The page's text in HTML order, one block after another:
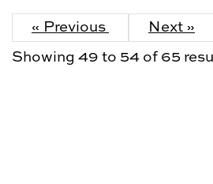
« Previous Next »
Showing 49 to 54 of 65